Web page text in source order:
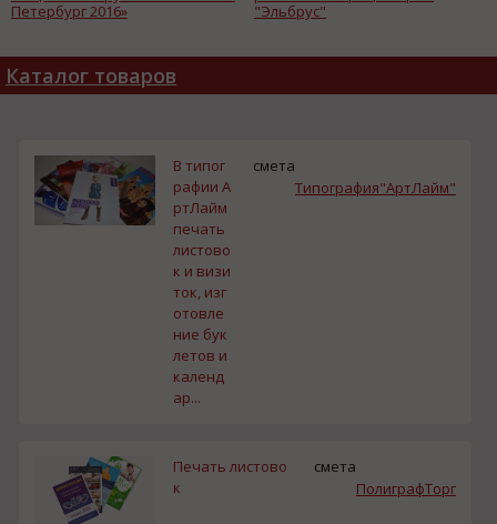
Петербург 2016»
"Эльбрус"
Каталог товаров
В типог
рафии А
ртЛайм
печать
листово
к и визи
ток, изг
отовле
ние бук
летов и
календ
ар...
смета
Типография"АртЛайм"
Печать листово
к
смета
ПолиграфТорг